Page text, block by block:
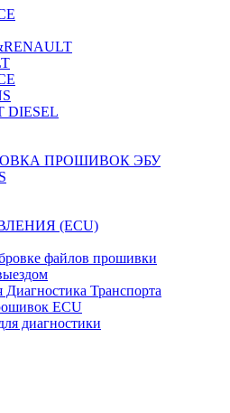
DIESEL
ПРОШИВОК ЭБУ
(ECU)
файлов прошивки
Транспорта
ECU
диагностики